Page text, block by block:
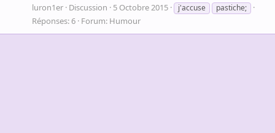
luron1er Discussion 5 Octobre 2015 j'accuse pastiche;
Réponses: 6 Forum: Humour